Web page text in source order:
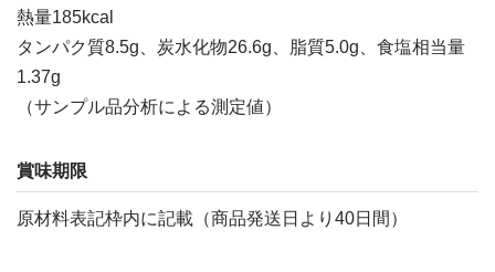
熱量185kcal
タンパク質8.5g、炭水化物26.6g、脂質5.0g、食塩相当量
1.37g
（サンプル品分析による測定値）
賞味期限
原材料表記枠内に記載（商品発送日より40日間）